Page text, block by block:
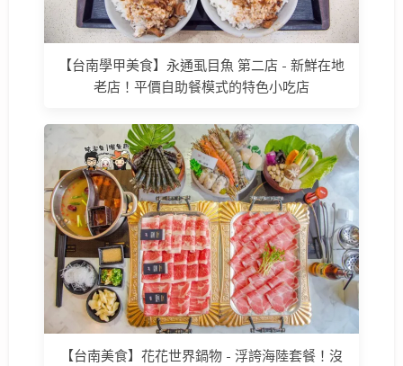
【台南學甲美食】永通虱目魚 第二店 - 新鮮在地
老店！平價自助餐模式的特色小吃店
【台南美食】花花世界鍋物 - 浮誇海陸套餐！沒